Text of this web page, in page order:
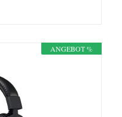
ANGEBOT %